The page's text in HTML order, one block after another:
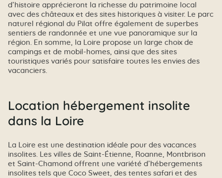
d’histoire apprécieront la richesse du patrimoine local
avec des châteaux et des sites historiques à visiter. Le parc
naturel régional du Pilat offre également de superbes
sentiers de randonnée et une vue panoramique sur la
région. En somme, la Loire propose un large choix de
campings et de mobil-homes, ainsi que des sites
touristiques variés pour satisfaire toutes les envies des
vacanciers.
Location hébergement insolite
dans la Loire
La Loire est une destination idéale pour des vacances
insolites. Les villes de Saint-Étienne, Roanne, Montbrison
et Saint-Chamond offrent une variété d’hébergements
insolites tels que Coco Sweet, des tentes safari et des